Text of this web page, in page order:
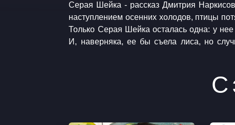
Серая Шейка - рассказ Дмитрия
наступлением осенних холодов, птицы
Только Серая Шейка осталась одна: у
И, наверняка, ее бы съела лиса, но случилось
Детская литература. Автор музыки:
Бабанова Мария Музыкальное
С